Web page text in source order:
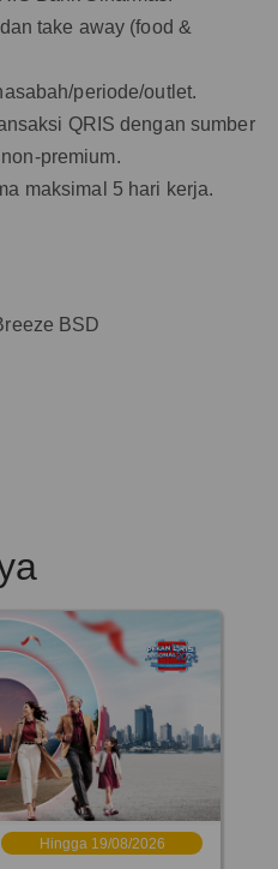
take away (food &
periode/outlet.
QRIS dengan sumber
premium.
maksimal 5 hari kerja.
BSD
Hingga 19/08/2026